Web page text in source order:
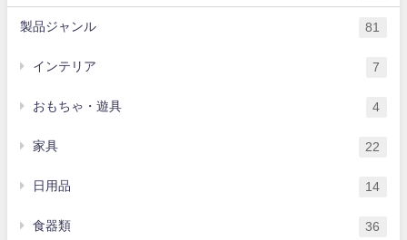
製品ジャンル 81
インテリア 7
おもちゃ・遊具 4
家具 22
日用品 14
食器類 36